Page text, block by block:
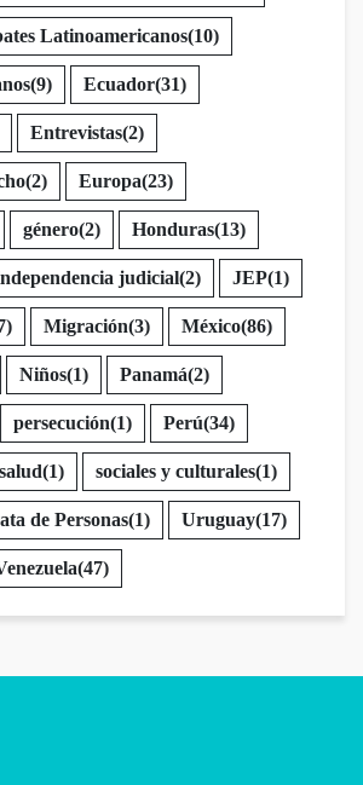
Latinoamericanos(10)
(9) Ecuador(31)
Entrevistas(2)
(2) Europa(23)
género(2) Honduras(13)
judicial(2) JEP(1)
Migración(3) México(86)
Niños(1) Panamá(2)
persecución(1) Perú(34)
salud(1) sociales y culturales(1)
de Personas(1) Uruguay(17)
(47)